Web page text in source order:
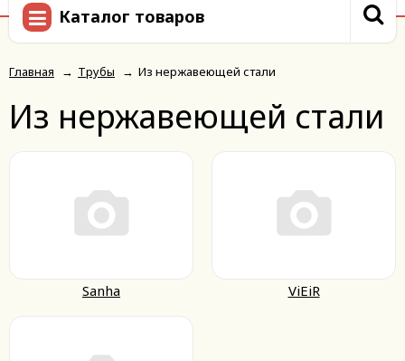
Каталог товаров
Главная → Трубы → Из нержавеющей стали
Из нержавеющей стали
Sanha ViEiR